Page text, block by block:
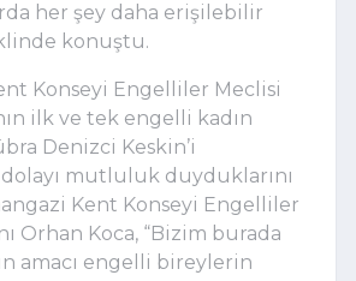
her şey daha erişilebilir
konuştu.
Konseyi Engelliler Meclisi
ilk ve tek engelli kadın
Denizci Keskin’i
mutluluk duyduklarını
Kent Konseyi Engelliler
Orhan Koca, “Bizim burada
amacı engelli bireylerin